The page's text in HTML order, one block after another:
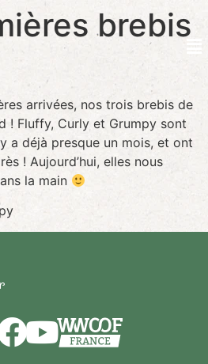
brebis
arrivées, nos trois brebis de
! Fluffy, Curly et Grumpy sont
a déjà presque un mois, et ont
! Aujourd’hui, elles nous
la main